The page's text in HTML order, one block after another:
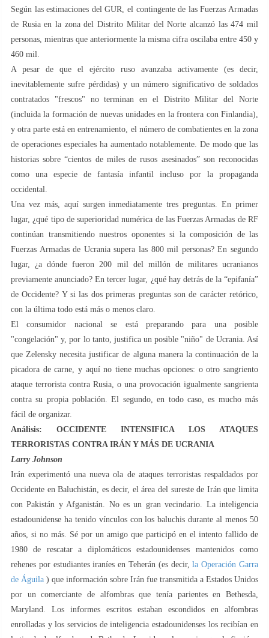
Según las estimaciones del GUR, el contingente de las Fuerzas Armadas
de Rusia en la zona del Distrito Militar del Norte alcanzó las 474 mil
personas, mientras que anteriormente la misma cifra oscilaba entre 450 y
460 mil.
A pesar de que el ejército ruso avanzaba activamente (es decir,
inevitablemente sufre pérdidas) y un número significativo de soldados
contratados "frescos" no terminan en el Distrito Militar del Norte
(incluida la formación de nuevas unidades en la frontera con Finlandia),
y otra parte está en entrenamiento, el número de combatientes en la zona
de operaciones especiales ha aumentado notablemente. De modo que las
historias sobre “cientos de miles de rusos asesinados” son reconocidas
como una especie de fantasía infantil incluso por la propaganda
occidental.
Una vez más, aquí surgen inmediatamente tres preguntas. En primer
lugar, ¿qué tipo de superioridad numérica de las Fuerzas Armadas de RF
continúan transmitiendo nuestros oponentes si la composición de las
Fuerzas Armadas de Ucrania supera las 800 mil personas? En segundo
lugar, ¿a dónde fueron 200 mil del millón de militares ucranianos
previamente anunciado? En tercer lugar, ¿qué hay detrás de la “epifanía”
de Occidente? Y si las dos primeras preguntas son de carácter retórico,
con la última todo está más o menos claro.
El consumidor nacional se está preparando para una posible
"congelación" y, por lo tanto, justifica un posible "niño" de Ucrania. Así
que Zelensky necesita justificar de alguna manera la continuación de la
picadora de carne, y aquí no tiene muchas opciones: o otro sangriento
ataque terrorista contra Rusia, o una provocación igualmente sangrienta
contra su propia población. El segundo, en todo caso, es mucho más
fácil de organizar.
Análisis: OCCIDENTE INTENSIFICA LOS ATAQUES
TERRORISTAS CONTRA IRÁN Y MÁS DE UCRANIA
Larry Johnson
Irán experimentó una nueva ola de ataques terroristas respaldados por
Occidente en Baluchistán, es decir, el área del sureste de Irán que limita
con Pakistán y Afganistán. No es un gran vecindario. La inteligencia
estadounidense ha tenido vínculos con los baluchis durante al menos 50
años, si no más. Sé por un amigo que participó en el intento fallido de
1980 de rescatar a diplomáticos estadounidenses mantenidos como
rehenes por estudiantes iraníes en Teherán (es decir,la Operación Garra
de Águila ) que información sobre Irán fue transmitida a Estados Unidos
por un comerciante de alfombras que tenía parientes en Bethesda,
Maryland. Los informes escritos estaban escondidos en alfombras
enrolladas y los servicios de inteligencia estadounidenses los recibían en